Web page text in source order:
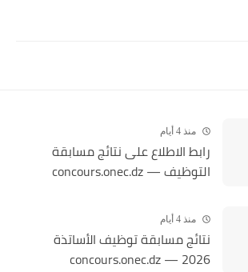
منذ 4 أيام
رابط الاطلاع على نتائج مسابقة
التوظيف — concours.onec.dz
منذ 4 أيام
نتائج مسابقة توظيف الأساتذة
2026 — concours.onec.dz